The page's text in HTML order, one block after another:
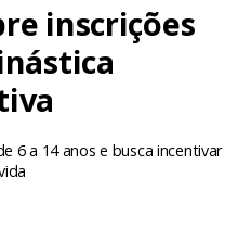
inscrições
6 a 14 anos e busca incentivar